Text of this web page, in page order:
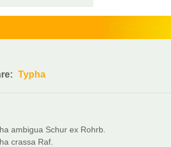
Typha
ambigua Schur ex Rohrb.
crassa Raf.